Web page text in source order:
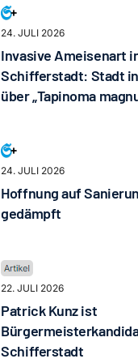
24. JULI 2026
Invasive Ameisenart
Schifferstadt: Stadt
über „Tapinoma
24. JULI 2026
Hoffnung auf
gedämpft
22. JULI 2026
Patrick Kunz ist
Schifferstadt